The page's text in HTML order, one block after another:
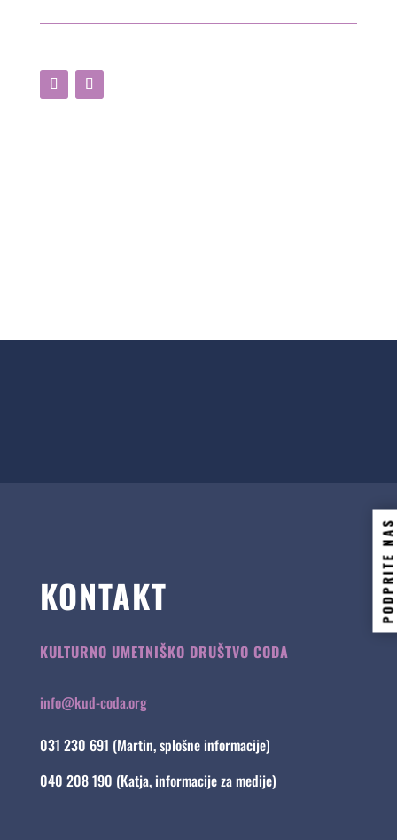
KONTAKT
KULTURNO UMETNIŠKO DRUŠTVO CODA
info@kud-coda.org
031 230 691 (Martin, splošne informacije)
040 208 190 (Katja, informacije za medije)
PODPRITE NAS